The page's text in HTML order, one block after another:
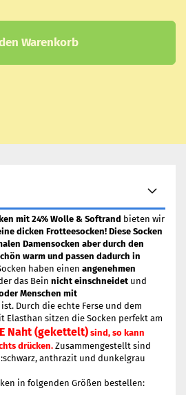
Warenkorb
mit 24% Wolle & Softrand bieten wir
dicken Frotteesocken! Diese Socken
Damensocken aber durch den
warm und passen dadurch in
haben einen angenehmen
das Bein nicht einschneidet und
Menschen mit
ist. Durch die echte Ferse und dem
Elasthan sitzen die Socken perfekt am
Naht (gekettelt) sind, so kann
drücken. Zusammengestellt sind
schwarz, anthrazit und dunkelgrau
in folgenden Größen bestellen: